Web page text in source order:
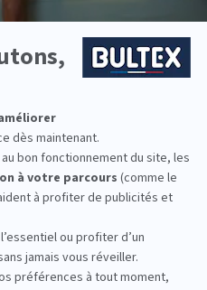
18 599 personnes
à mars 2025. Institut
MOULINS :
plusieurs
quelques minutes
le temps d’évaluer le
qui vous conviennent